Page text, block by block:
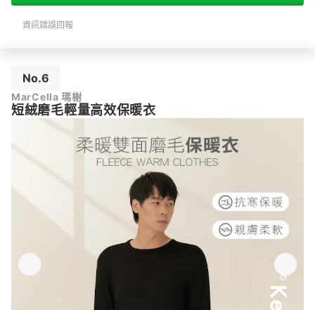
資訊錯誤回報
No.6
MarCella 瑪榭
短絨磨毛輕量高效保暖衣